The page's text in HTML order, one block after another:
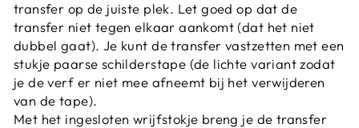
transfer op de juiste plek. Let goed op dat de
transfer niet tegen elkaar aankomt (dat het niet
dubbel gaat). Je kunt de transfer vastzetten met een
stukje paarse schilderstape (de lichte variant zodat
je de verf er niet mee afneemt bij het verwijderen
van de tape).
Met het ingesloten wrijfstokje breng je de transfer